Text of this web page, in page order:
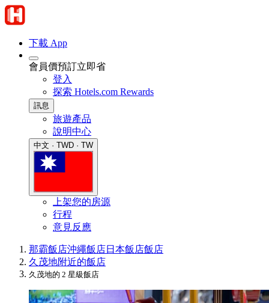
下載 App
會員價預訂立即省
登入
探索 Hotels.com Rewards
訊息
旅遊產品
說明中心
中文 · TWD · TW
上架您的房源
行程
意見反應
那霸飯店沖繩飯店日本飯店飯店
久茂地附近的飯店
久茂地的 2 星級飯店